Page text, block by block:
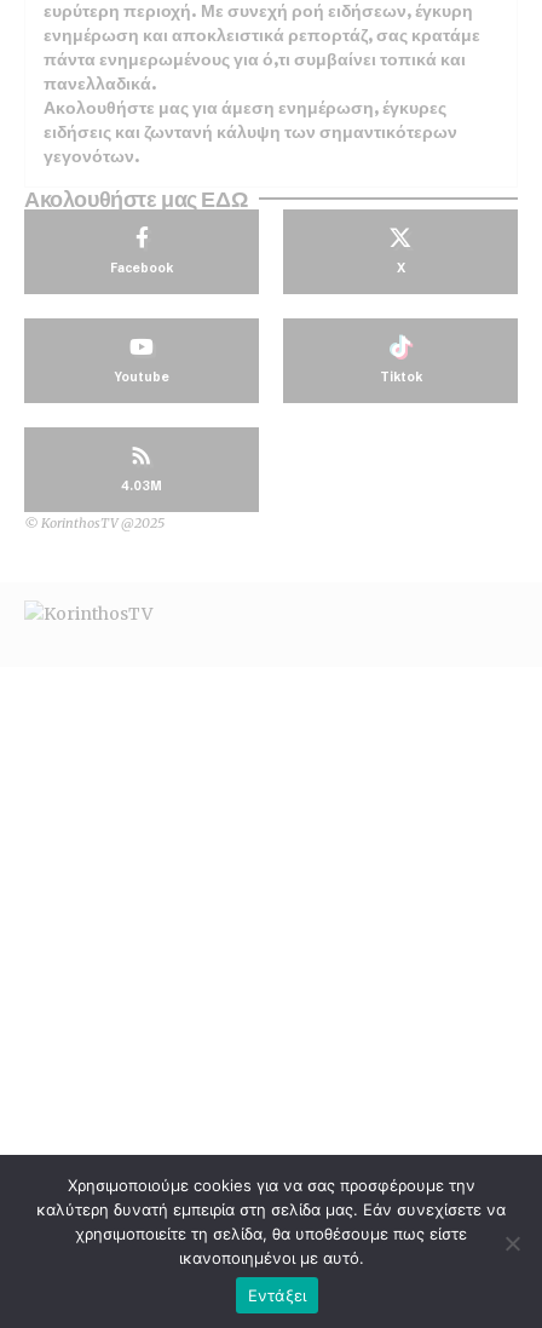
ευρύτερη περιοχή. Με συνεχή ροή ειδήσεων, έγκυρη
ενημέρωση και αποκλειστικά ρεπορτάζ, σας κρατάμε
πάντα ενημερωμένους για ό,τι συμβαίνει τοπικά και
πανελλαδικά.
Ακολουθήστε μας για άμεση ενημέρωση, έγκυρες
ειδήσεις και ζωντανή κάλυψη των σημαντικότερων
γεγονότων.
Ακολουθήστε μας ΕΔΩ
Facebook X
Youtube Tiktok
4.03M
© KorinthosTV @2025
Χρησιμοποιούμε cookies για να σας προσφέρουμε την
καλύτερη δυνατή εμπειρία στη σελίδα μας. Εάν συνεχίσετε να
χρησιμοποιείτε τη σελίδα, θα υποθέσουμε πως είστε
ικανοποιημένοι με αυτό.
Εντάξει